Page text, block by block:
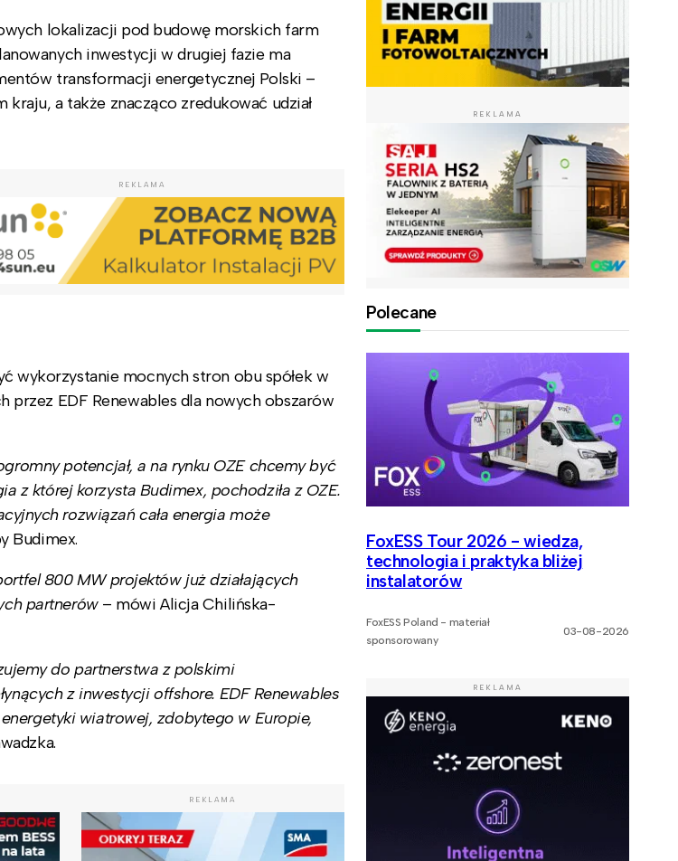
lokalizacji pod budowę morskich farm
inwestycji w drugiej fazie ma
transformacji energetycznej Polski –
a także znacząco zredukować udział
REKLAMA
wykorzystanie mocnych stron obu spółek w
przez EDF Renewables dla nowych obszarów
potencjał, a na rynku OZE chcemy być
z której korzysta Budimex, pochodziła z OZE.
rozwiązań cała energia może
Budimex.
800 MW projektów już działających
partnerów – mówi Alicja Chilińska-
do partnerstwa z polskimi
z inwestycji offshore. EDF Renewables
wiatrowej, zdobytego w Europie,
REKLAMA
REKLAMA
Polecane
FoxESS Tour 2026 - wiedza,
technologia i praktyka bliżej
instalatorów
FoxESS Poland - materiał
sponsorowany
03-08-2026
REKLAMA